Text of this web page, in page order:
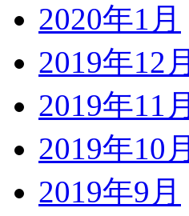
2020年1月
2019年12月
2019年11月
2019年10月
2019年9月